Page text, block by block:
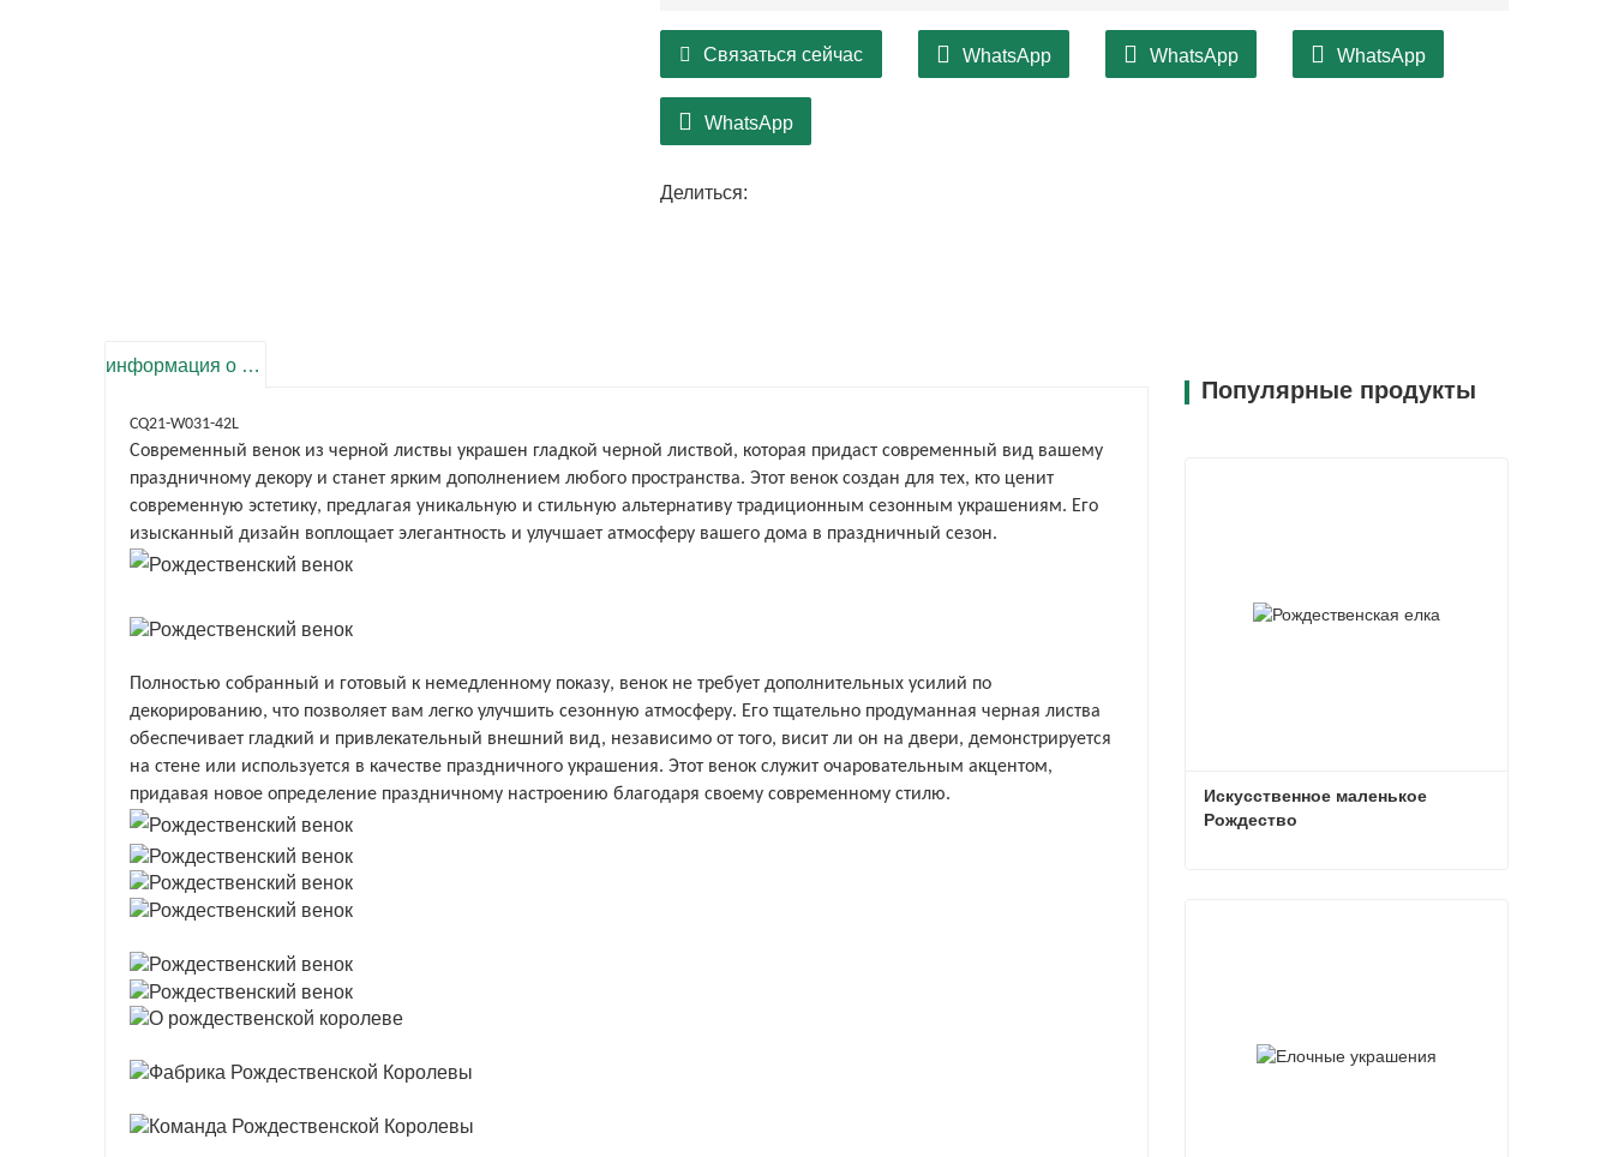
Связаться сейчас WhatsApp WhatsApp WhatsApp
WhatsApp
Делиться:
информация о продукте
CQ21-W031-42L
Современный венок из черной листвы украшен гладкой черной листвой, которая придаст современный вид вашему
праздничному декору и станет ярким дополнением любого пространства. Этот венок создан для тех, кто ценит
современную эстетику, предлагая уникальную и стильную альтернативу традиционным сезонным украшениям. Его
изысканный дизайн воплощает элегантность и улучшает атмосферу вашего дома в праздничный сезон.
Полностью собранный и готовый к немедленному показу, венок не требует дополнительных усилий по
декорированию, что позволяет вам легко улучшить сезонную атмосферу. Его тщательно продуманная черная листва
обеспечивает гладкий и привлекательный внешний вид, независимо от того, висит ли он на двери, демонстрируется
на стене или используется в качестве праздничного украшения. Этот венок служит очаровательным акцентом,
придавая новое определение праздничному настроению благодаря своему современному стилю.
Популярные продукты
Искусственное маленькое
Рождество